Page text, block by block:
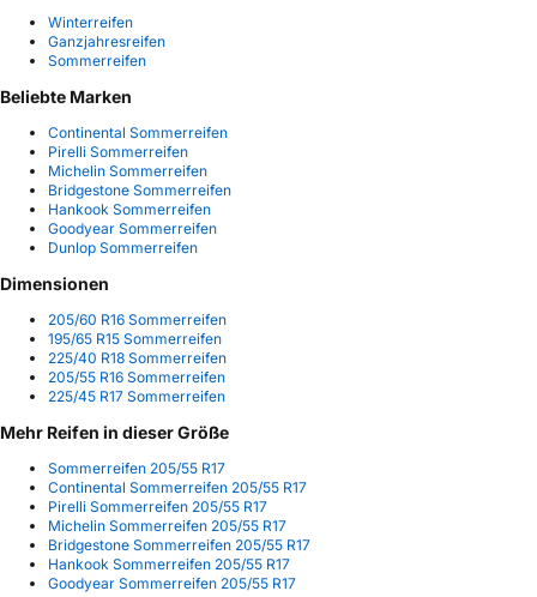
Winterreifen
Ganzjahresreifen
Sommerreifen
Beliebte Marken
Continental Sommerreifen
Pirelli Sommerreifen
Michelin Sommerreifen
Bridgestone Sommerreifen
Hankook Sommerreifen
Goodyear Sommerreifen
Dunlop Sommerreifen
Dimensionen
205/60 R16 Sommerreifen
195/65 R15 Sommerreifen
225/40 R18 Sommerreifen
205/55 R16 Sommerreifen
225/45 R17 Sommerreifen
Mehr Reifen in dieser Größe
Sommerreifen 205/55 R17
Continental Sommerreifen 205/55 R17
Pirelli Sommerreifen 205/55 R17
Michelin Sommerreifen 205/55 R17
Bridgestone Sommerreifen 205/55 R17
Hankook Sommerreifen 205/55 R17
Goodyear Sommerreifen 205/55 R17